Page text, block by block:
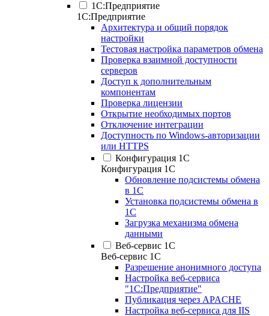
1С:Предприятие
1С:Предприятие
Архитектура и общий порядок
настройки
Тестовая настройка параметров обмена
Проверка взаимной доступности
серверов
Доступ к дополнительным
компонентам
Проверка лицензии
Открытие необходимых портов
Отключение интеграции
Доступность по Windows-авторизации
или HTTPS
Конфигурация 1С
Конфигурация 1С
Обновление подсистемы обмена
в 1С
Установка подсистемы обмена в
1С
Загрузка механизма обмена
данными
Веб-сервис 1С
Веб-сервис 1С
Разрешение анонимного доступа
Настройка веб-сервиса
"1С:Предприятие"
Публикация через APACHE
Настройка веб-сервиса для IIS